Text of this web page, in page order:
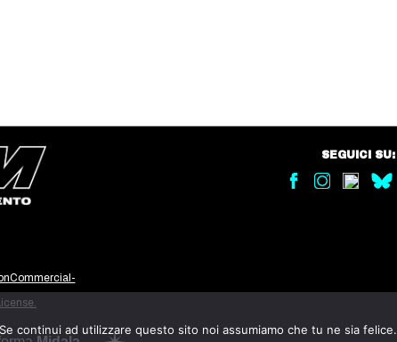
SEGUICI SU:
continui ad utilizzare questo sito noi assumiamo che tu ne sia felice.